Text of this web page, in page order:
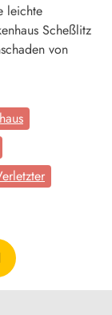
leichte
Scheßlitz
von